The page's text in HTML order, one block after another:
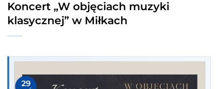
Koncert „W objęciach muzyki
klasycznej” w Miłkach
29